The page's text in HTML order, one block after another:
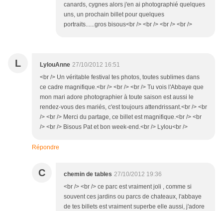
canards, cygnes alors j'en ai photographié quelques
uns, un prochain billet pour quelques
portraits......gros bisous<br /> <br /> <br /> <br />
L LylouAnne 27/10/2012 16:51
<br /> Un véritable festival tes photos, toutes sublimes dans
ce cadre magnifique.<br /> <br /> <br /> Tu vois l'Abbaye que
mon mari adore photographier à toute saison est aussi le
rendez-vous des mariés, c'est toujours attendrissant.<br /> <br
/> <br /> Merci du partage, ce billet est magnifique.<br /> <br
/> <br /> Bisous Pat et bon week-end.<br /> Lylou<br />
Répondre
C chemin de tables 27/10/2012 19:36
<br /> <br /> ce parc est vraiment joli , comme si
souvent ces jardins ou parcs de chateaux, l'abbaye
de tes billets est vraiment superbe elle aussi, j'adore